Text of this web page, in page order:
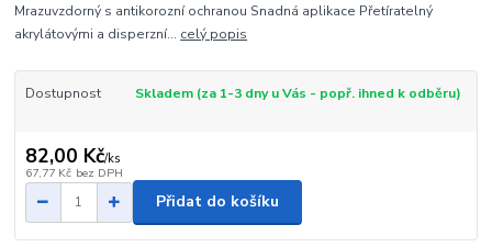
Mrazuvzdorný s antikorozní ochranou Snadná aplikace Přetíratelný
akrylátovými a disperzní... celý popis
Dostupnost Skladem (za 1-3 dny u Vás - popř. ihned k odběru)
82,00 Kč/ks
67,77 Kč bez DPH
Přidat do košíku